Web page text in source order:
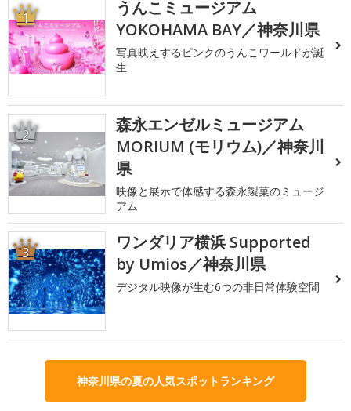
1
うんこミュージアム
YOKOHAMA BAY／神奈川県
写真映えするピンクのうんこワールドが誕
生
2
森永エンゼルミュージアム
MORIUM (モリウム)／神奈川
県
映像と展示で体感する森永製菓のミュージ
アム
3
ワンダリア横浜 Supported
by Umios／神奈川県
デジタル映像が生む6つの非日常体験空間
神奈川県の夏の人気スポットランキング